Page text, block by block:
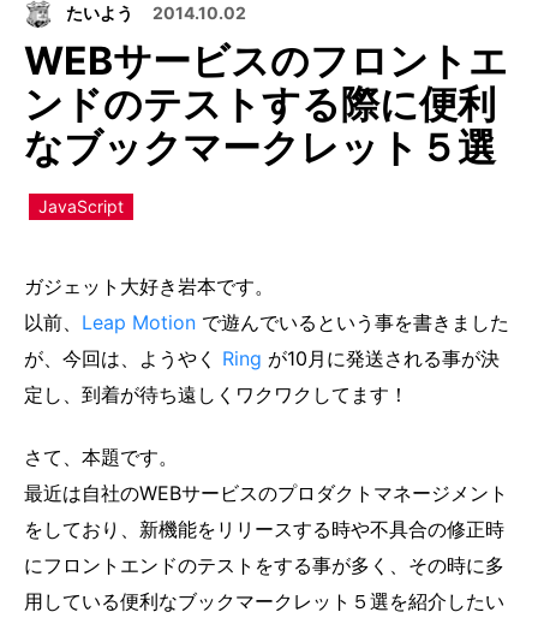
たいよう 2014.10.02
WEBサービスのフロントエ
ンドのテストする際に便利
なブックマークレット５選
JavaScript
ガジェット大好き岩本です。
以前、 Leap Motion で遊んでいるという事を書きました
が、今回は、ようやく Ring が10月に発送される事が決
定し、到着が待ち遠しくワクワクしてます！
さて、本題です。
最近は自社のWEBサービスのプロダクトマネージメント
をしており、新機能をリリースする時や不具合の修正時
にフロントエンドのテストをする事が多く、その時に多
用している便利なブックマークレット５選を紹介したい